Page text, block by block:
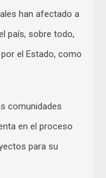
han afectado a
país, sobre todo,
el Estado, como
comunidades
en el proceso
para su